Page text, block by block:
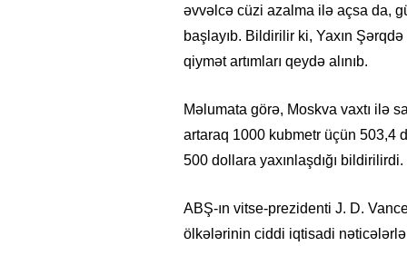
əvvəlcə cüzi azalma ilə açsa da,
başlayıb. Bildirilir ki, Yaxın
qiymət artımları qeydə alınıb.
Məlumata görə, Moskva vaxtı ilə
artaraq 1000 kubmetr üçün 503,4
500 dollara yaxınlaşdığı bildirilirdi.
ABŞ-ın vitse-prezidenti J. D.
ölkələrinin ciddi iqtisadi